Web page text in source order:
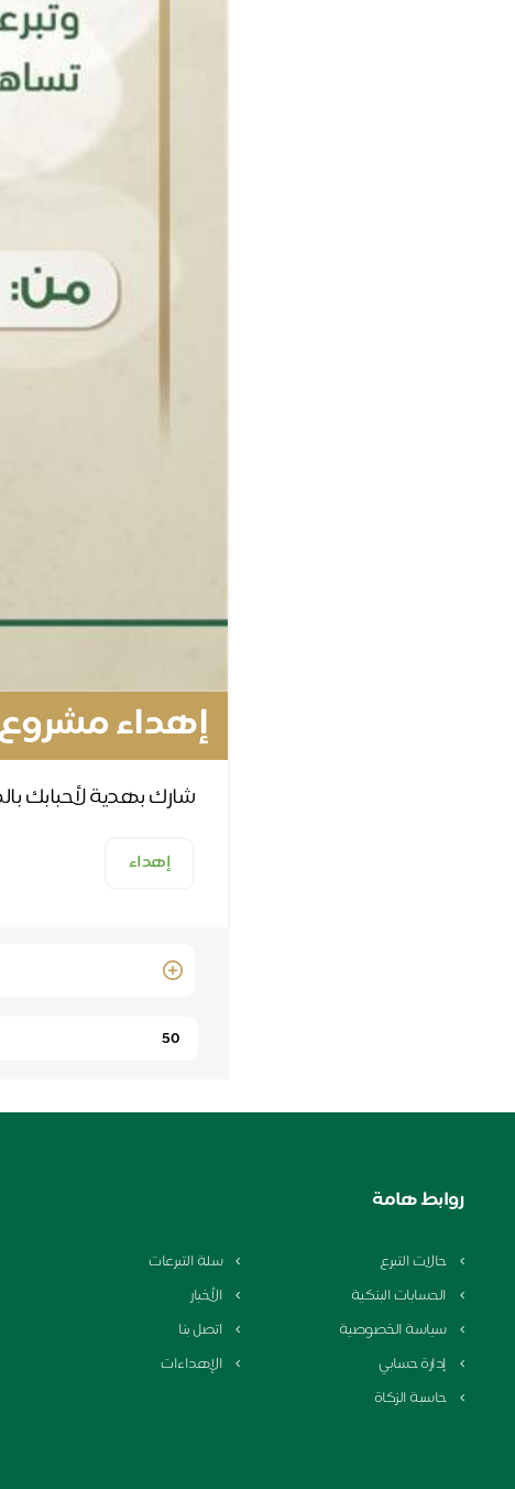
إهداء مشروع
شارك بهدية لأحبابك
إهداء
Quantity
روابط هامة
حالات التبرع
سلة التبرعات
الحسابات البنكية
الأخبار
سياسة الخصوصية
اتصل بنا
إدارة حسابي
الإهداءات
حاسبة الزكاة